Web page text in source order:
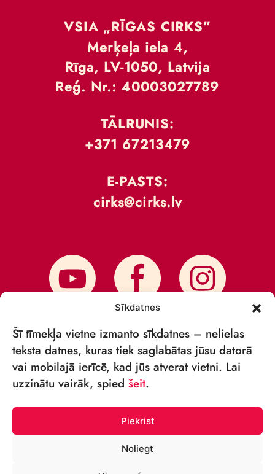
Sīkdatnes
Šī tīmekļa vietne izmanto sīkdatnes – nelielas
teksta datnes, kuras tiek saglabātas jūsu datorā
vai mobilajā ierīcē, kad jūs atverat vietni. Lai
uzzinātu vairāk, spied šeit.
Piekrist
Noliegt
VSIA „RĪGAS CIRKS”
Merķeļa iela 4,
Rīga, LV-1050, Latvija
Reģ. Nr.: 40003027789
TĀLRUNIS:
+371 67213479
E-PASTS:
cirks@cirks.lv
PIESAKIES JAUNUMIEM